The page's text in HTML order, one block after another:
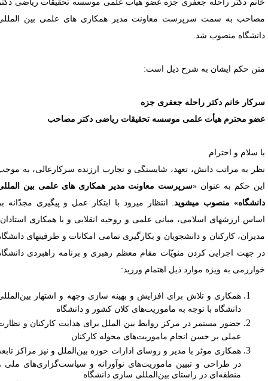
دکتر راحله جعفری جزه عضو هیأت علمی موسسه تحقیقات ریاضی دکتر
به سمت سرپرست معاونت مدیر همکاری های علمی بین المللی
منصوب شد.
حکم ایشان به شرح ذیل است:
خانم دکتر راحله جعفری جزه
محترم هیأت علمی موسسه تحقیقات ریاضی دکتر مصاحب
سلام و احترام
به مراتب دانش، تعهد، شایستگی و تجارب ارزنده سرکارعالی، به موجب
حکم به عنوان « سرپرست معاونت مدیر همکاری های علمی بین المللی
منصوب می­شوید. انتظار می­رود با ابتکار عمل و پیگیری مجدّانه بر
ارزش­های اسلامی، مبانی علمی و روحیه انقلابی و با همکاری استادان،
کارکنان و دانشجویان و بکارگیری تمامی امکانات و ظرفیت­های دانشگاه
جهت اجرایی کردن منویّات مقام معظم رهبری و برنامه راهبردی دانشگاه
به ویژه موارد ذیل اهتمام ورزید:
همکاری و تلاش برای افزایش و بهینه سازی وجهه و اشتهار بین‌المللی
دانشگاه با توجه به ماموریت‌های کلان کشور و دانشگاه
حضور مستمر در مرکز روابط بین الملل برای هدایت کارکنان و نظارت
عملی بر حسن انجام ماموریت‌های محوله کارکنان
همکاری موثر با مدیر و روسای ادارات حوزه بین‌الملل‌ و نیز مراکز تابعه
در طراحی و تبیین ماموریت‌های نوآورانه و سیاست‌گزاری‌های ملی و
منطقه‌ای در راستای بین‌المللی سازی دانشگاه